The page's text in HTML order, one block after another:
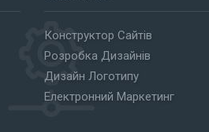
Конструктор Сайтів
Розробка Дизайнів
Дизайн Логотипу
Електронний Маркетинг